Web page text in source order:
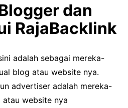
dan
RajaBacklink
adalah sebagai mereka-
blog atau website nya.
advertiser adalah mereka-
website nya